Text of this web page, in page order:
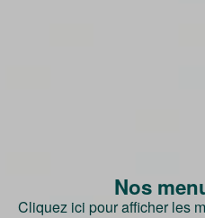
Nos
Cliquez ici pour afficher les